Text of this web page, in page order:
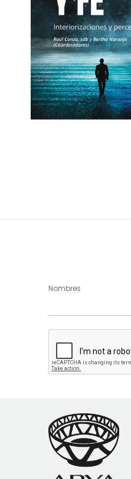
Nombres